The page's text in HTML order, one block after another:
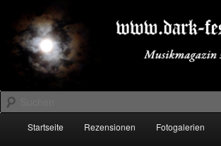
primären
Inhalt
springen
sekundären
Inhalt
springenDARK-FESTIVALS.DE
Suchen
Startseite Rezensionen Fotogalerien